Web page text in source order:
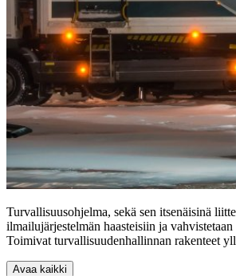
Turvallisuusohjelma, sekä sen itsenäisinä
ilmailujärjestelmän haasteisiin ja
Toimivat turvallisuudenhallinnan rakenteet
Avaa kaikki